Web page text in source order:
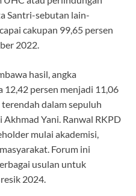
Santri-sebutan lain-
cakupan 99,65 persen
2022.
hasil, angka
persen menjadi 11,06
terendah dalam sepuluh
Yani. Ranwal RKPD
mulai akademisi,
Forum ini
usulan untuk
2024.